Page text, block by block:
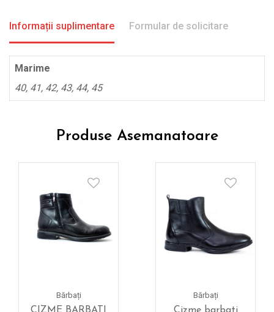
Informații suplimentare Formular de solicitare
Marime
40, 41, 42, 43, 44, 45
Produse Asemanatoare
Bărbați Bărbați